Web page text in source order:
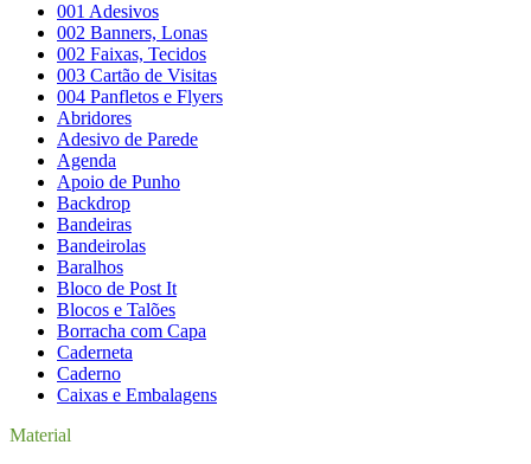
001 Adesivos
002 Banners, Lonas
002 Faixas, Tecidos
003 Cartão de Visitas
004 Panfletos e Flyers
Abridores
Adesivo de Parede
Agenda
Apoio de Punho
Backdrop
Bandeiras
Bandeirolas
Baralhos
Bloco de Post It
Blocos e Talões
Borracha com Capa
Caderneta
Caderno
Caixas e Embalagens
Material